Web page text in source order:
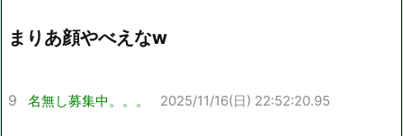
まりあ顔やべえなw
9 名無し募集中。。。 2025/11/16(日) 22:52:20.95